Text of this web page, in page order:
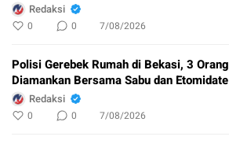
Redaksi
0 0 7/08/2026
Polisi Gerebek Rumah di Bekasi, 3 Orang
Diamankan Bersama Sabu dan Etomidate
Redaksi
0 0 7/08/2026